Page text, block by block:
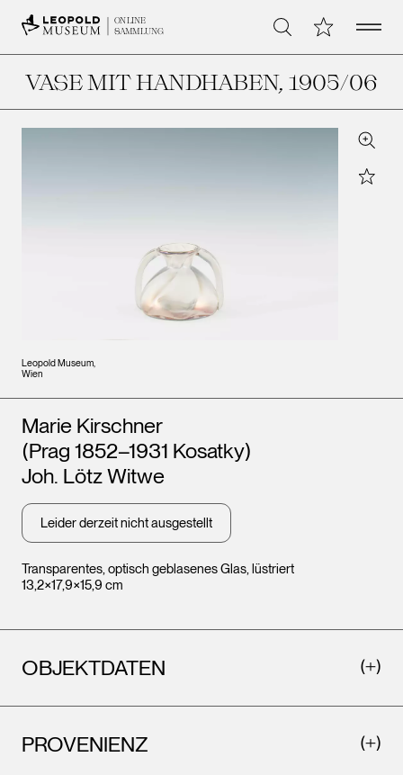
ONLINE
SAMMLUNG
Suche Meine Open
VASE MIT HANDHABEN, 1905/06
Leopold Museum,
Wien
Zoom
Star
Transparentes, optisch geblasenes Glas, lüstriert
13,2×17,9×15,9 cm
Künstler*innen
Marie Kirschner
(Prag 1852–1931 Kosatky)
Joh. Lötz Witwe
Leider derzeit nicht ausgestellt
OBJEKTDATEN
PROVENIENZ